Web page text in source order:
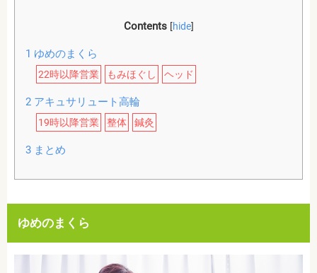
Contents [hide]
1 ゆめのまくら
22時以降営業 もみほぐし ヘッド
2アキュサリュート高輪
19時以降営業 整体 鍼灸
3まとめ
ゆめのまくら